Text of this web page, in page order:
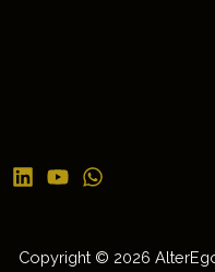
Copyright © 2026